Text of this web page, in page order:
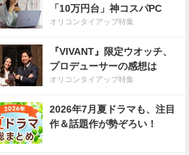
「10万円台」神コスパPC
オリコンタイアップ特集
『VIVANT』限定ウオッチ、
プロデューサーの感想は
オリコンタイアップ特集
2026年7月夏ドラマも、注目
作＆話題作が勢ぞろい！